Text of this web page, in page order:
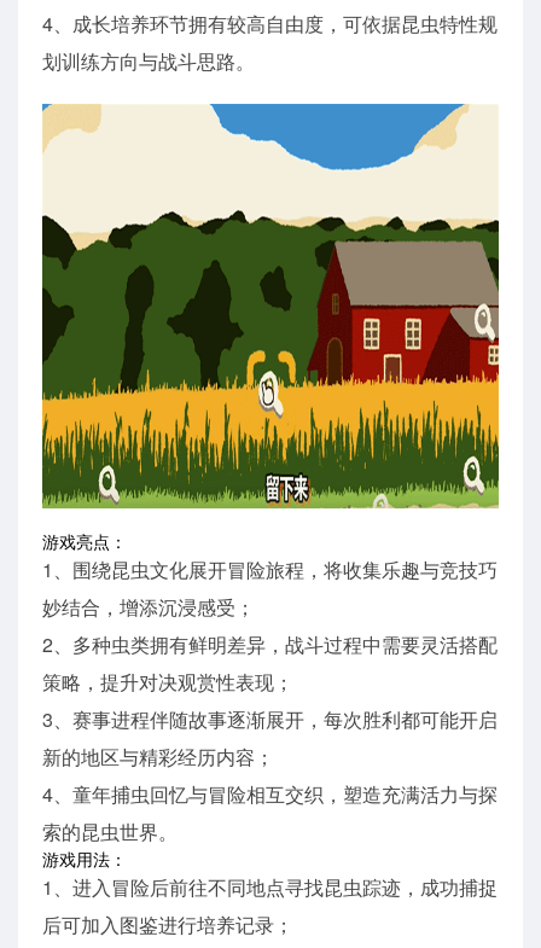
4、成长培养环节拥有较高自由度，可依据昆虫特性规
划训练方向与战斗思路。
游戏亮点：
1、围绕昆虫文化展开冒险旅程，将收集乐趣与竞技巧
妙结合，增添沉浸感受；
2、多种虫类拥有鲜明差异，战斗过程中需要灵活搭配
策略，提升对决观赏性表现；
3、赛事进程伴随故事逐渐展开，每次胜利都可能开启
新的地区与精彩经历内容；
4、童年捕虫回忆与冒险相互交织，塑造充满活力与探
索的昆虫世界。
游戏用法：
1、进入冒险后前往不同地点寻找昆虫踪迹，成功捕捉
后可加入图鉴进行培养记录；